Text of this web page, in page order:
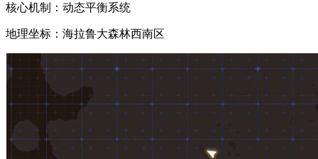
核心机制：动态平衡系统
地理坐标：海拉鲁大森林西南区